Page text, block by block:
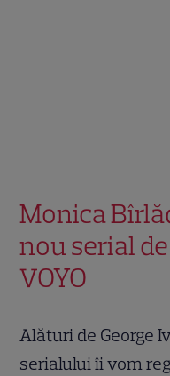
Monica
nou serial
VOYO
Alături de George
serialului îi vom